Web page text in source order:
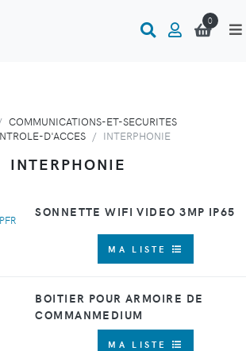
0
COMMUNICATIONS-ET-SECURITES
D'ACCES
INTERPHONIE
INTERPHONIE
SONNETTE WIFI VIDEO 3MP IP65
MA LISTE
BOITIER POUR ARMOIRE DE
COMMANMEDIUM
MA LISTE